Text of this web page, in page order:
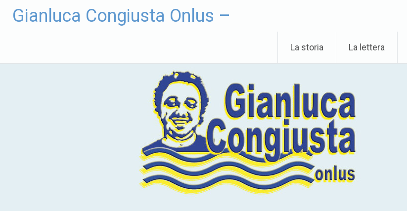
Gianluca Congiusta Onlus –
La storia La lettera